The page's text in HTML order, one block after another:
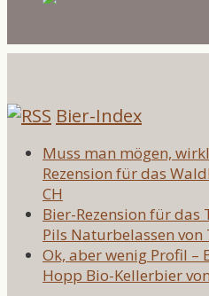
Bier-Index
Muss man mögen,
Rezension für das
CH
Bier-Rezension für
Pils Naturbelassen von
Ok, aber wenig Profil –
Hopp Bio-Kellerbier